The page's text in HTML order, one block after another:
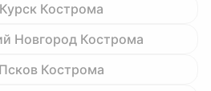
Кострома
Новгород Кострома
Кострома